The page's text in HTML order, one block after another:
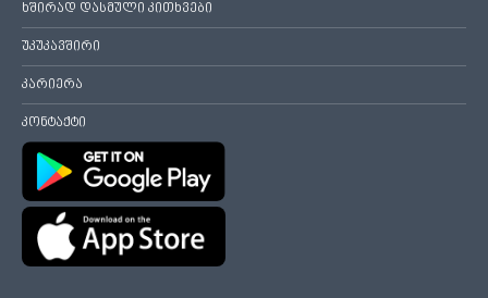
ხშირად დასმული კითხვები
უკუკავშირი
კარიერა
კონტაქტი